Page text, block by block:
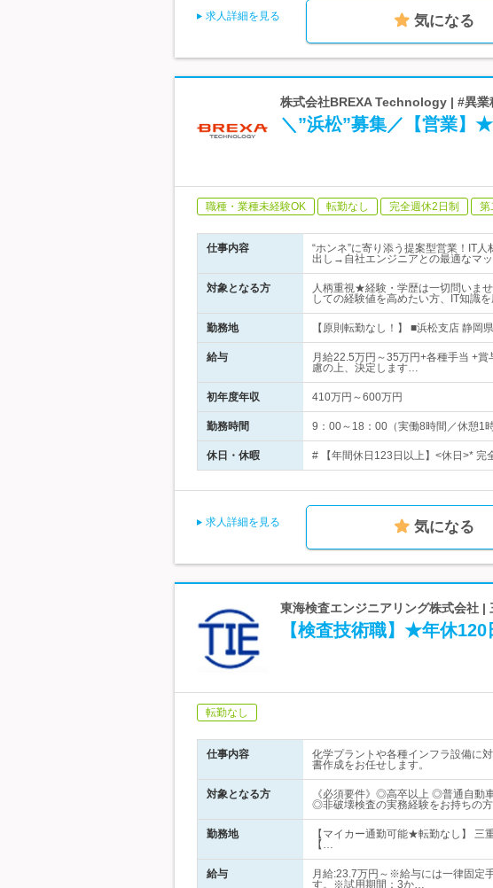
求人詳細を見る 気になる
株式会社BREXA Technology | #異業
＼”浜松”募集／【営業】
職種・業種未経験OK 転勤なし 完全週休2日制 第
仕事内容
“ホンネ”に寄り添う提案型営業！IT
出し→自社エンジニアとの最適なマ
対象となる方
人柄重視★経験・学歴は一切問いま
しての経験値を高めたい方、IT知識
勤務地 【原則転勤なし！】 ■浜松支店 静
給与
月給22.5万円～35万円+各種手当 +
慮の上、決定します…
初年度年収 410万円～600万円
勤務時間 9：00～18：00（実働8時間／休憩
休日・休暇 # 【年間休日123日以上】<休日>*
求人詳細を見る 気になる
東海検査エンジニアリング株式会社 |
【検査技術職】★年休
転勤なし
仕事内容
化学プラントや各種インフラ設備に
書作成をお任せします。
対象となる方
《必須要件》◎高卒以上 ◎普通自動
◎非破壊検査の実務経験をお持ちの方
勤務地
【マイカー通勤可能★転勤なし】 三
【…
給与
月給:23.7万円～※給与には一律固定
す。※試用期間：3か…